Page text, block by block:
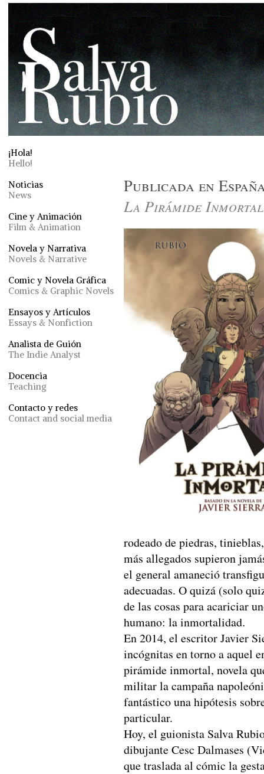
¡Hola!
Hello!
Noticias
News
Cine y Animación
Film & Animation
Novela y Narrativa
Novels & Narrative
Comic y Novela Gráfica
Comics & Graphic Novels
Ensayos y Artículos
Essays & Nonfiction
Analista de Guión
The Indie Analyst
Docencia
Teaching
Contacto y redes
Contact and social media
Publicada en
La Pirámide Inmortal
rodeado de piedras,
más allegados supieron
el general amaneció
adecuadas. O quizá (solo
de las cosas para acariciar
humano: la inmortalidad.
En 2014, el escritorJavier
incógnitas en torno a aquel
pirámide inmortal, novela
militar la campaña
fantástico una hipótesis
particular.
Hoy, el guionistaSalva
dibujanteCesc Dalmases (
que traslada al cómic la